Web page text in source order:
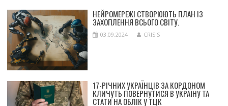
НЕЙРОМЕРЕЖІ СТВОРЮЮТЬ ПЛАН ІЗ
ЗАХОПЛЕННЯ ВСЬОГО СВІТУ.
03.09.2024 CRISIS
17-РІЧНИХ УКРАЇНЦІВ ЗА КОРДОНОМ
КЛИЧУТЬ ПОВЕРНУТИСЯ В УКРАЇНУ ТА
СТАТИ НА ОБЛІК У ТЦК